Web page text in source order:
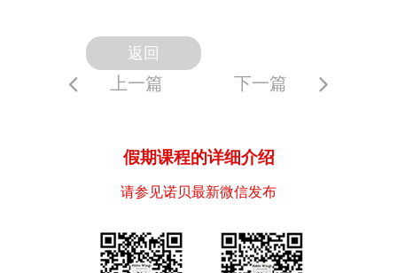
返回
上一篇 下一篇
假期课程的详细介绍
请参见诺贝最新微信发布